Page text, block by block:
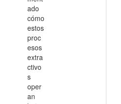
ado
cómo
estos
proc
esos
extra
ctivo
s
oper
an